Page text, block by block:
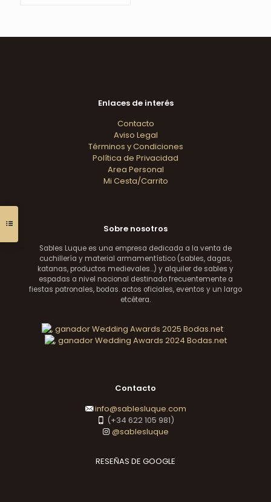
Enlaces de interés
Contacto
Aviso Legal
Términos y Condiciones
Política de Privacidad
Area Personal
Mi Cesta/Carrito
Sobre nosotros
Sables Luque es una empresa dedicada a la venta de
cuchillería y material armamentístico (sables, dagas,
katanas, productos medievales...) y alquiler de sables y
espadas a nivel nacional destinado frecuentemente a
fiestas patronales, bodas. actos oficiales, eventos y un largo
etcétera.
Contacto
info@sablesluque.com
(+34 622 105 981)
@sablesluque
RESEÑAS DE GOOGLE